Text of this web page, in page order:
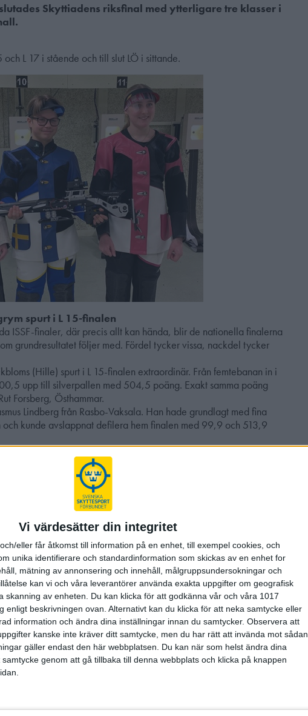
Vi värdesätter din integritet
eller får åtkomst till information på en enhet, till exempel cookies, och
unika identifierare och standardinformation som skickas av en enhet for
mätning av annonsering och innehåll, målgruppsundersokningar och
kan vi och våra leverantörer använda exakta uppgifter om geografisk
skanning av enheten. Du kan klicka för att godkänna vår och våra 1017
enligt beskrivningen ovan. Alternativt kan du klicka för att neka samtycke eller
information och ändra dina inställningar innan du samtycker. Observera att
kanske inte kräver ditt samtycke, men du har rätt att invända mot sådan
gäller endast den här webbplatsen. Du kan när som helst ändra dina
genom att gå tillbaka till denna webbplats och klicka på knappen
Skyttiadens riksfinal med ytterligare tre klasser i
och L 17 i stående och till slut LÖ i sittande.
spurt i L 15-finalen
ISSF-finaler, där precis allt kan hända, blir de nationella finalerna
grundresultatet följer med. Fördel tycker vissa, nackdel tycker
(Hille) spurt i L 15-finalen extraordinär. Från femtebanan in i
upp till silverpallen med 504,5 poäng. Exakt samma poäng
Forsberg, Östhammar.
Lindberg från Rasbo-Vaksala. Han hade grundlagt med fina
kunde avslappnat defilera hem finalen med 99,9 och 513,9
poäng och totalt var 27 av 28 möjliga platser belagda.